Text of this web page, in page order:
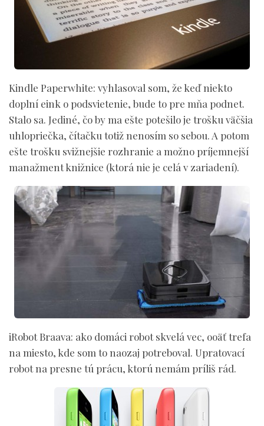
Kindle Paperwhite: vyhlasoval som, že keď niekto
doplní eink o podsvietenie, bude to pre mňa podnet.
Stalo sa. Jediné, čo by ma ešte potešilo je trošku väčšia
uhlopriečka, čítačku totiž nenosím so sebou. A potom
ešte trošku svižnejšie rozhranie a možno príjemnejší
manažment knižnice (ktorá nie je celá v zariadení).
iRobot Braava: ako domáci robot skvelá vec, ooäť trefa
na miesto, kde som to naozaj potreboval. Upratovací
robot na presne tú prácu, ktorú nemám príliš rád.